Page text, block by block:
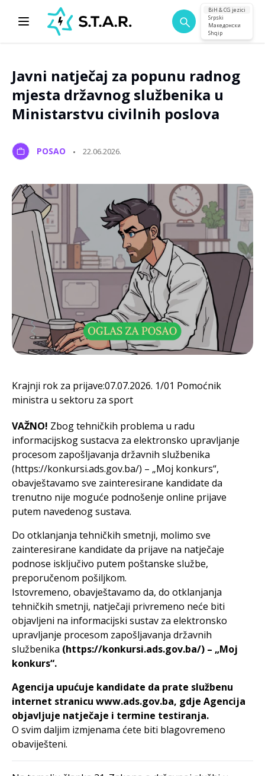
BiH & CG jezici
Srpski
Македонски
Shqip
Javni natječaj za popunu radnog
mjesta državnog službenika u
Ministarstvu civilnih poslova
POSAO 22.06.2026.
Krajnji rok za prijave:07.07.2026. 1/01 Pomoćnik
ministra u sektoru za sport
VAŽNO! Zbog tehničkih problema u radu
informacijskog sustacva za elektronsko upravljanje
procesom zapošljavanja državnih službenika
(https://konkursi.ads.gov.ba/) – „Moj konkurs“,
obavještavamo sve zainteresirane kandidate da
trenutno nije moguće podnošenje online prijave
putem navedenog sustava.
Do otklanjanja tehničkih smetnji, molimo sve
zainteresirane kandidate da prijave na natječaje
podnose isključivo putem poštanske službe,
preporučenom pošiljkom.
Istovremeno, obavještavamo da, do otklanjanja
tehničkih smetnji, natječaji privremeno neće biti
objavljeni na informacijski sustav za elektronsko
upravljanje procesom zapošljavanja državnih
službenika (https://konkursi.ads.gov.ba/) – „Moj
konkurs“.
Agencija upućuje kandidate da prate službenu
internet stranicu www.ads.gov.ba, gdje Agencija
objavljuje natječaje i termine testiranja.
O svim daljim izmjenama ćete biti blagovremeno
obaviješteni.